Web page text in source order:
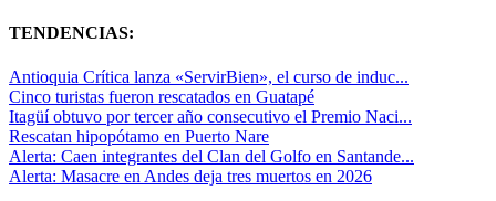
TENDENCIAS:
Antioquia Crítica lanza «ServirBien», el curso de induc...
Cinco turistas fueron rescatados en Guatapé
Itagüí obtuvo por tercer año consecutivo el Premio Naci...
Rescatan hipopótamo en Puerto Nare
Alerta: Caen integrantes del Clan del Golfo en Santande...
Alerta: Masacre en Andes deja tres muertos en 2026